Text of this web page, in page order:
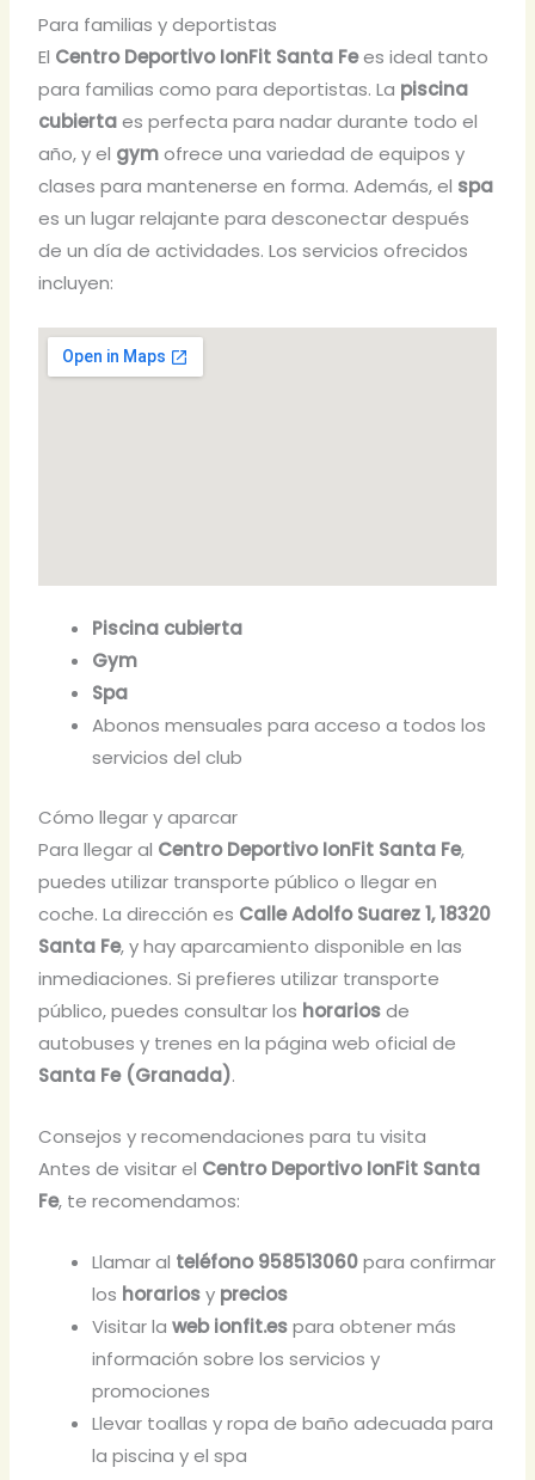
Para familias y deportistas
El Centro Deportivo IonFit Santa Fees ideal tanto
para familias como para deportistas. La piscina
cubiertaes perfecta para nadar durante todo el
año, y el gymofrece una variedad de equipos y
clases para mantenerse en forma. Además, el spa
es un lugar relajante para desconectar después
de un día de actividades. Los servicios ofrecidos
incluyen:
Piscina cubierta
Gym
Spa
Abonos mensuales para acceso a todos los
servicios del club
Cómo llegar y aparcar
Para llegar al Centro Deportivo IonFit Santa Fe,
puedes utilizar transporte público o llegar en
coche. La dirección es Calle Adolfo Suarez 1, 18320
Santa Fe, y hay aparcamiento disponible en las
inmediaciones. Si prefieres utilizar transporte
público, puedes consultar los horariosde
autobuses y trenes en la página web oficial de
Santa Fe (Granada).
Consejos y recomendaciones para tu visita
Antes de visitar el Centro Deportivo IonFit Santa
Fe, te recomendamos:
Llamar al teléfono 958513060para confirmar
los horariosy precios
Visitar laweb ionfit.espara obtener más
información sobre los servicios y
promociones
Llevar toallas y ropa de baño adecuada para
la piscina y el spa